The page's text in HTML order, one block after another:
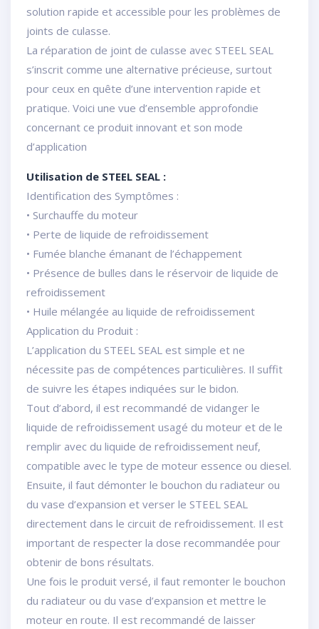
solution rapide et accessible pour les problèmes de
joints de culasse.
La réparation de joint de culasse avec STEEL SEAL
s’inscrit comme une alternative précieuse, surtout
pour ceux en quête d’une intervention rapide et
pratique. Voici une vue d’ensemble approfondie
concernant ce produit innovant et son mode
d’application
Utilisation de STEEL SEAL :
Identification des Symptômes :
• Surchauffe du moteur
• Perte de liquide de refroidissement
• Fumée blanche émanant de l’échappement
• Présence de bulles dans le réservoir de liquide de
refroidissement
• Huile mélangée au liquide de refroidissement
Application du Produit :
L’application du STEEL SEAL est simple et ne
nécessite pas de compétences particulières. Il suffit
de suivre les étapes indiquées sur le bidon.
Tout d’abord, il est recommandé de vidanger le
liquide de refroidissement usagé du moteur et de le
remplir avec du liquide de refroidissement neuf,
compatible avec le type de moteur essence ou diesel.
Ensuite, il faut démonter le bouchon du radiateur ou
du vase d’expansion et verser le STEEL SEAL
directement dans le circuit de refroidissement. Il est
important de respecter la dose recommandée pour
obtenir de bons résultats.
Une fois le produit versé, il faut remonter le bouchon
du radiateur ou du vase d’expansion et mettre le
moteur en route. Il est recommandé de laisser